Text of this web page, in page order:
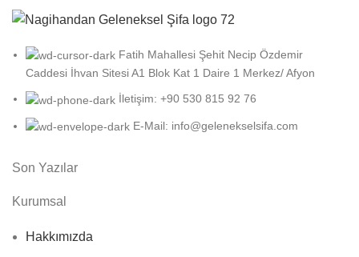
Fatih Mahallesi Şehit Necip Özdemir
Caddesi İhvan Sitesi A1 Blok Kat 1 Daire 1 Merkez/ Afyon
İletişim: +90 530 815 92 76
E-Mail: info@gelenekselsifa.com
Son Yazılar
Kurumsal
Hakkımızda